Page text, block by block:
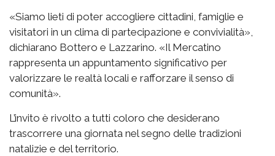
«Siamo lieti di poter accogliere cittadini, famiglie e
visitatori in un clima di partecipazione e convivialità»,
dichiarano Bottero e Lazzarino. «Il Mercatino
rappresenta un appuntamento significativo per
valorizzare le realtà locali e rafforzare il senso di
comunità».
L’invito è rivolto a tutti coloro che desiderano
trascorrere una giornata nel segno delle tradizioni
natalizie e del territorio.